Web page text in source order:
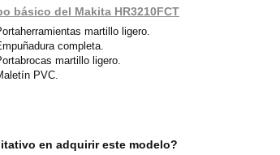
básico del Makita HR3210FCT
martillo ligero.
completa.
martillo ligero.
PVC.
en adquirir este modelo?